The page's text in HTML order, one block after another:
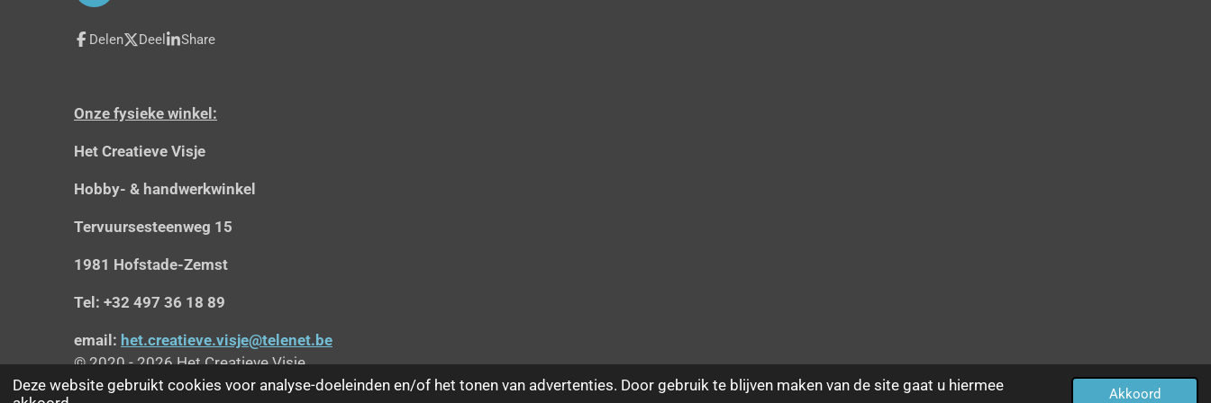
Deze website gebruikt cookies voor analyse-doeleinden en/of het tonen van advertenties. Door gebruik te blijven maken van de site gaat u hiermee
Akkoord
a
c
e
k
Delen Deel Share
Onze fysieke winkel:
Het Creatieve Visje
Hobby- & handwerkwinkel
Tervuursesteenweg 15
1981 Hofstade-Zemst
Tel: +32 497 36 18 89
email: het.creatieve.visje@telenet.be
© 2020 - 2026 Het Creatieve Visje